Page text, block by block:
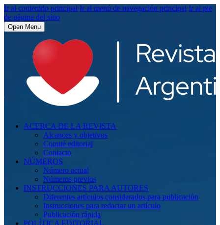
Ir al contenido principal Ir al menú de navegación principal Ir al pie
de página del sitio
Open Menu
ACERCA DE LA REVISTA
Alcances y objetivos
Comité editorial
Contacto
NÚMEROS
Número actual
Números previos
INSTRUCCIONES PARA AUTORES
Diferentes artículos considerados para publicación
Instrucciones para redactar un artículo
Publicación rápida
POLÍTICA EDITORIAL